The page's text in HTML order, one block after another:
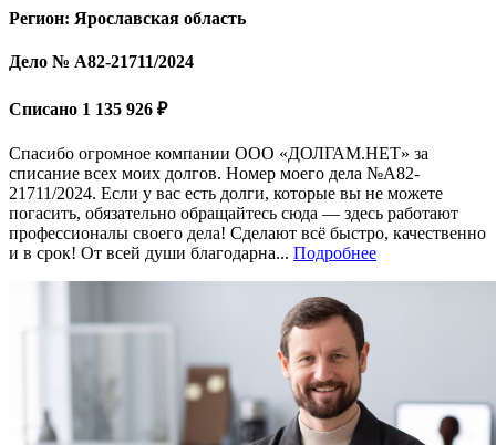
Регион: Ярославская область
Дело № А82-21711/2024
Списано 1 135 926 ₽
Спасибо огромное компании ООО «ДОЛГАМ.НЕТ» за
списание всех моих долгов. Номер моего дела №А82-
21711/2024. Если у вас есть долги, которые вы не можете
погасить, обязательно обращайтесь сюда — здесь работают
профессионалы своего дела! Сделают всё быстро, качественно
и в срок! От всей души благодарна... Подробнее